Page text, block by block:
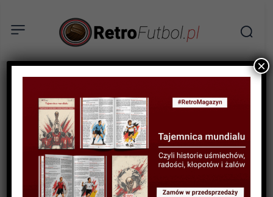
BIOGRAFIE PIŁKARZY
Piotr Rocki – król boiskowej
cieszynki
×